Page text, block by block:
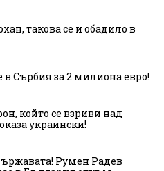
такова се и обадило в
в Сърбия за 2 милиона евро!
който се взриви над
украински!
Румен Радев